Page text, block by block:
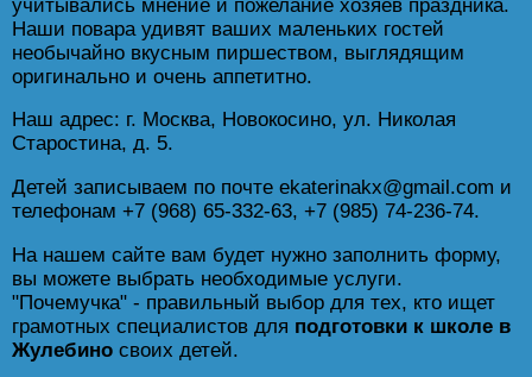
учитывались мнение и пожелание хозяев праздника.
Наши повара удивят ваших маленьких гостей
необычайно вкусным пиршеством, выглядящим
оригинально и очень аппетитно.
Наш адрес: г. Москва, Новокосино, ул. Николая
Старостина, д. 5.
Детей записываем по почте ekaterinakx@gmail.com и
телефонам +7 (968) 65-332-63, +7 (985) 74-236-74.
На нашем сайте вам будет нужно заполнить форму,
вы можете выбрать необходимые услуги.
"Почемучка" - правильный выбор для тех, кто ищет
грамотных специалистов для подготовки к школе в
Жулебино своих детей.